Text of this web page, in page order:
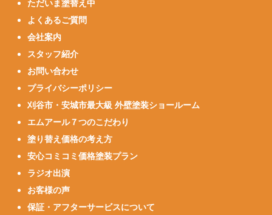
ただいま塗替え中
よくあるご質問
会社案内
スタッフ紹介
お問い合わせ
プライバシーポリシー
刈谷市・安城市最大級 外壁塗装ショールーム
エムアール７つのこだわり
塗り替え価格の考え方
安心コミコミ価格塗装プラン
ラジオ出演
お客様の声
保証・アフターサービスについて